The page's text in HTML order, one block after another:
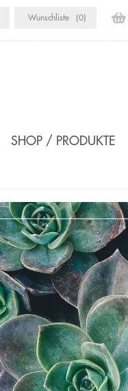
Wunschliste (0)
SHOP / PRODUKTE